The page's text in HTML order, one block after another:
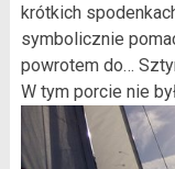
krótkich
symbolicznie
powrotem do…
W tym porcie nie